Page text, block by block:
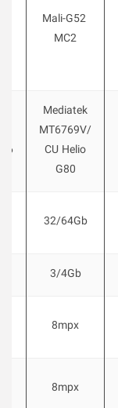
Mali-G52
MC2
Mediatek
MT6769V/
CU Helio
G80
32/64Gb
3/4Gb
8mpx
8mpx